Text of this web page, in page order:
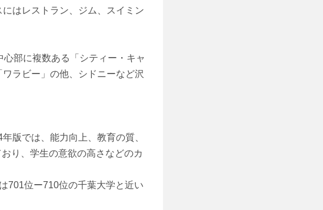
はレストラン、ジム、スイミン
部に複数ある「シティー・キャ
ラビー」の他、シドニーなど沢
版では、能力向上、教育の質、
り、学生の意欲の高さなどのカ
701位ー710位の千葉大学と近い